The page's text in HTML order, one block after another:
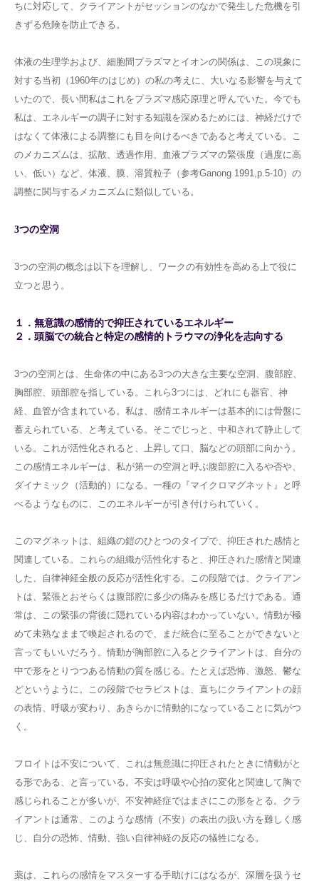
ちに対応して、クライアントがセッションのなかで発生した危機を引
きずる危険を防止できる。
体液の生理学および、細胞間プラズマとイオンの関係は、この現象に
対する当初（1960年のはじめ）の私の考えに、大いなる影響を与えて
いたので、長い間私はこれをプラズマ感応原理と呼んでいた。今でも
私は、エネルギーの調子に対する知識を深めるためには、神経だけで
はなくて体液による調整にも目を向けるべきであると考えている。こ
のメカニズムは、拡散、透過作用、血液プラズマの緊張度（過度に高
い、低い）など、体液、膜、溶質粒子（参考Ganong 1991,p.5-10）の
調整に関与するメカニズムに類似している。
3つの空洞
3つの空洞の概念は以下を理解し、ワークの有効性を高める上で役に
立つと思う。
１．無意識の感情的で抑圧されているエネルギー
２．頭脳での統合と特定の感情的トラウマの浄化を志向する
3つの空洞とは、生命体の中にある3つの大きな主要な空洞、腹部腔、
胸部腔、頭部腔を指している。これら3つには、どれにも器官、神
経、血管が含まれている。私は、感情エネルギーは基本的には骨盤に
蓄えられている、と考えている。そこでじっと、中和されて静止して
いる。これが活性化されると、上昇して口、脳などの頭部に向かう。
この感情エネルギーは、私が第一の空洞と呼ぶ腹部腔に入るや否や、
ダイナミック（活動的）になる。一種の『マイクロマグネット』と呼
べるようなものに、このエネルギーが引き付けられていく。
このマグネットは、組織の鎧のひとつのタイプで、抑圧された感情と
関連している。これらの組織が活性化すると、抑圧された感情と関連
した、自律神経全般の反応が活性化する。この段階では、クライアン
トは、緊張とおそらくは腹部腔に多少の痛みを感じるだけである。通
常は、この緊張の背後に隠れている内容はわかっていない。情動が極
めて未熟なままで喚起されるので、まだ統合に至ることができないと
言ってもいいだろう。情動が胸部腔に入るとクライアントは、自分の
中で形をとりつつある情動の質を感じる。たとえば恐怖、激怒、鬱な
どというように。この段階でセラピストは、直ちにクライアントの顔
の表情、呼吸が変わり、あきらかに情動的になっていることに気がつ
く。
フロイトは不安について、これは無意識に抑圧されたときに情動がと
る形である、と言っている。不安は呼吸や心拍の変化と関連して胸で
感じられることが多いが、不安神経症ではまさにこの形をとる。クラ
イアントは通常、このような感情（不安）の表出の扱い方を難しく感
じ、自分の恐怖、情動、強い自律神経の反応の犠牲になる。
薬は、これらの感情をマスターする手助けにはなるが、深層を扱うセ